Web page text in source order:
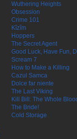
Wuthering Heights
Obsession
Crime 101
Kîzîm
Hoppers
The Secret Agent
Good Luck, Have Fun,
Scream 7
How to Make a Killing
Cazul Samca
Dolce far niente
The Last Viking
Kill Bill: The Whole
The Bride!
Cold Storage